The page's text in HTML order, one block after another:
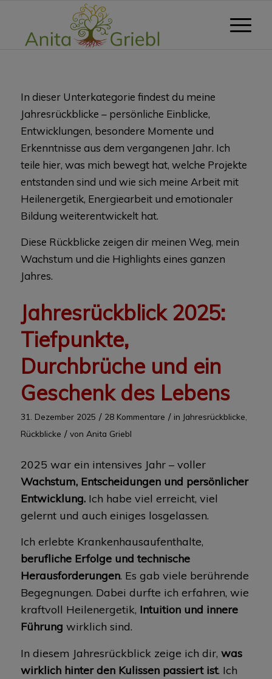
In dieser Unterkategorie findest du meine
Jahresrückblicke – persönliche Einblicke,
Entwicklungen, besondere Momente und
Erkenntnisse aus dem vergangenen Jahr. Ich
teile hier, was mich bewegt hat, welche Projekte
entstanden sind und wie sich meine Arbeit mit
Heilenergetik, Energiearbeit und emotionaler
Bildung weiterentwickelt hat.
Diese Rückblicke zeigen dir meinen Weg, mein
Wachstum und die Highlights eines ganzen
Jahres.
Jahresrückblick 2025:
Tiefpunkte,
Durchbrüche und ein
Geschenk des Lebens
31. Dezember 2025 / 28 Kommentare / in Jahresrückblicke
Rückblicke / von Anita Griebl
2025 war ein intensives Jahr – voller
Wachstum, Entscheidungen und persönlicher
Entwicklung.Ich habe viel erreicht, viel
gelernt und auch einiges losgelassen.
Ich erlebte Krankenhausaufenthalte,
berufliche Erfolge und technische
Herausforderungen. Es gab viele berührende
Begegnungen. Dabei durfte ich erfahren, wie
kraftvoll Heilenergetik, Intuition und innere
Führung wirklich sind.
In diesem Jahresrückblick zeige ich dir, was
wirklich hinter den Kulissen passiert ist. Ich